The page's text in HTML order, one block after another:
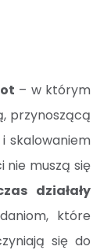
– w którym
przynoszącą
skalowaniem
nie muszą się
działały
które
się do